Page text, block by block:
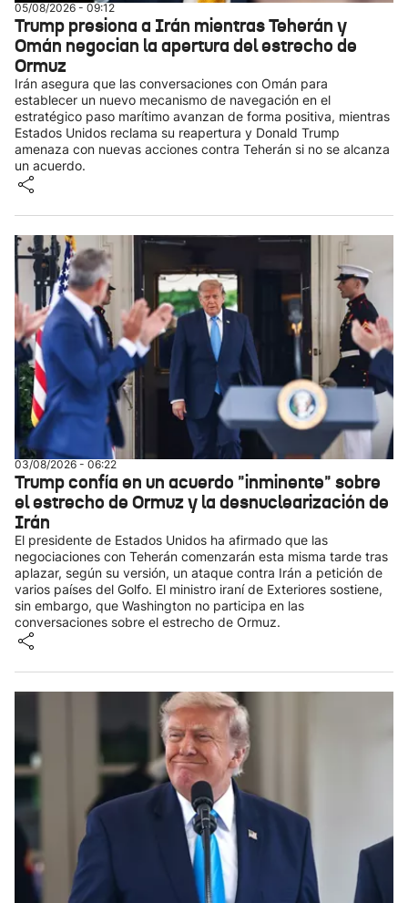
05/08/2026 - 09:12
Trump presiona a Irán mientras Teherán y
Omán negocian la apertura del estrecho de
Ormuz
Irán asegura que las conversaciones con Omán para
establecer un nuevo mecanismo de navegación en el
estratégico paso marítimo avanzan de forma positiva, mientras
Estados Unidos reclama su reapertura y Donald Trump
amenaza con nuevas acciones contra Teherán si no se alcanza
un acuerdo.
03/08/2026 - 06:22
Trump confía en un acuerdo "inminente" sobre
el estrecho de Ormuz y la desnuclearización de
Irán
El presidente de Estados Unidos ha afirmado que las
negociaciones con Teherán comenzarán esta misma tarde tras
aplazar, según su versión, un ataque contra Irán a petición de
varios países del Golfo. El ministro iraní de Exteriores sostiene,
sin embargo, que Washington no participa en las
conversaciones sobre el estrecho de Ormuz.